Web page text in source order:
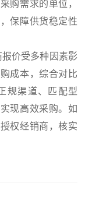
购需求的单位，
保障供货稳定性
价受多种因素影
成本，综合对比
规渠道、匹配型
现高效采购。如
权经销商，核实